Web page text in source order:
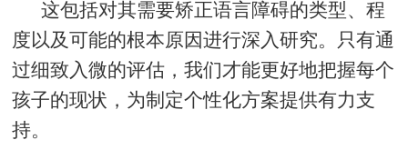
这包括对其需要矫正语言障碍的类型、程
度以及可能的根本原因进行深入研究。只有通
过细致入微的评估，我们才能更好地把握每个
孩子的现状，为制定个性化方案提供有力支
持。